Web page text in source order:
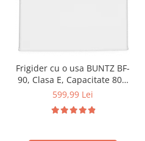
Frigider cu o usa BUNTZ BF-
90, Clasa E, Capacitate 80L,
Iluminare interioara,
cm, Alb
599,99 Lei